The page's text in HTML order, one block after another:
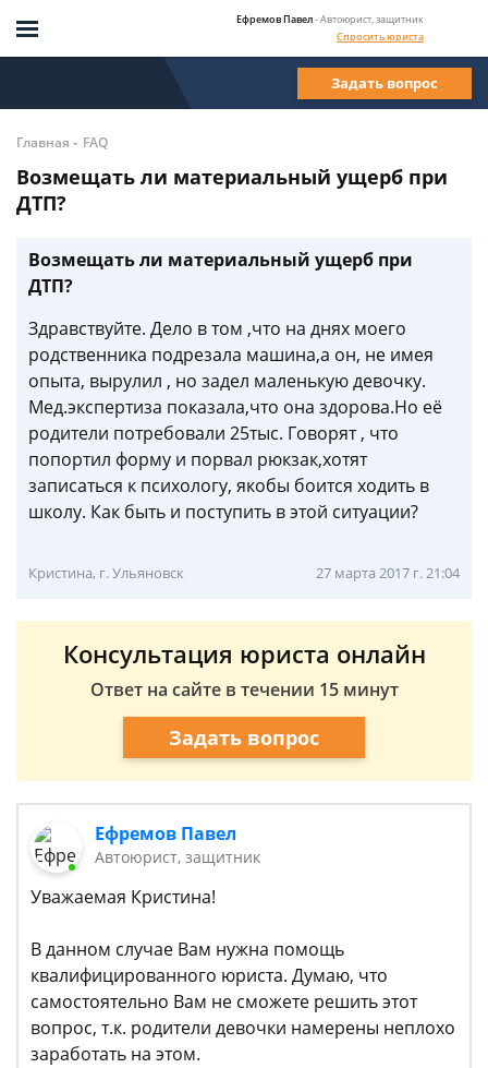
Ефремов Павел- Автоюрист, защитник
Спросить юриста
Задать вопрос
Главная - FAQ
Возмещать ли материальный ущерб при
ДТП?
Возмещать ли материальный ущерб при
ДТП?
Здравствуйте. Дело в том ,что на днях моего
родственника подрезала машина,а он, не имея
опыта, вырулил , но задел маленькую девочку.
Мед.экспертиза показала,что она здорова.Но её
родители потребовали 25тыс. Говорят , что
попортил форму и порвал рюкзак,хотят
записаться к психологу, якобы боится ходить в
школу. Как быть и поступить в этой ситуации?
Кристина, г. Ульяновск 27 марта 2017 г. 21:04
Консультация юриста онлайн
Ответ на сайте в течении 15 минут
Задать вопрос
Ефремов Павел
Автоюрист, защитник
Уважаемая Кристина!
В данном случае Вам нужна помощь
квалифицированного юриста. Думаю, что
самостоятельно Вам не сможете решить этот
вопрос, т.к. родители девочки намерены неплохо
заработать на этом.